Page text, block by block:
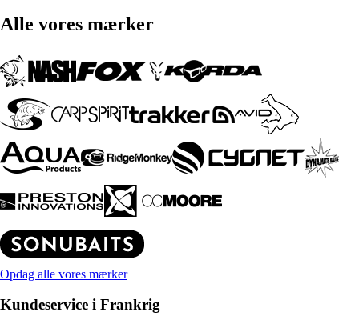
Alle vores mærker
Opdag alle vores mærker
Kundeservice i Frankrig